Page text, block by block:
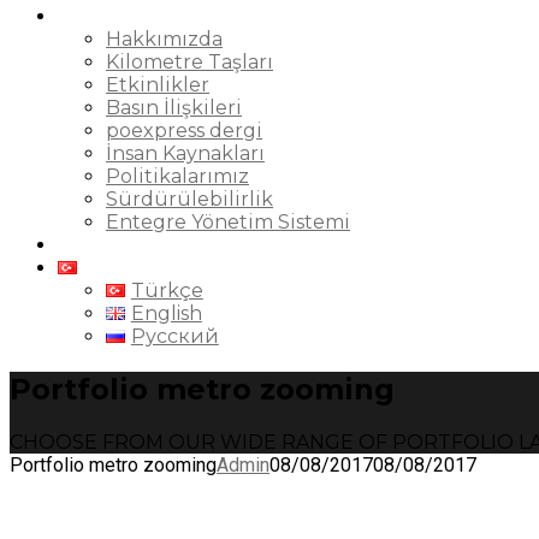
Hakkımızda
Kilometre Taşları
Etkinlikler
Basın İlişkileri
poexpress dergi
İnsan Kaynakları
Politikalarımız
Sürdürülebilirlik
Entegre Yönetim Sistemi
Türkçe
English
Русский
Portfolio metro zooming
CHOOSE FROM OUR WIDE RANGE OF PORTFOLIO
Portfolio metro zoomingAdmin08/08/201708/08/2017